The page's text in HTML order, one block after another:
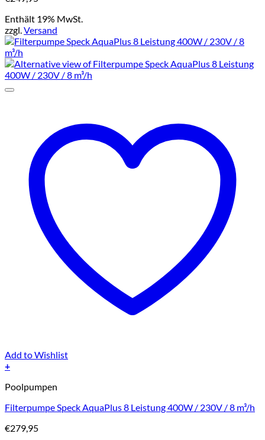
Enthält 19% MwSt.
zzgl.Versand
Add to Wishlist
+
Poolpumpen
Filterpumpe Speck AquaPlus 8 Leistung 400W / 230V / 8 m³/h
€279,95